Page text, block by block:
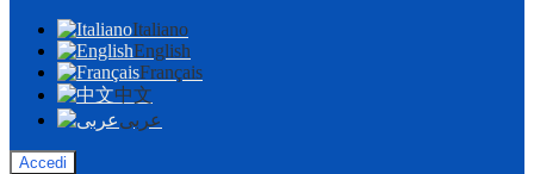
Italiano
English
Français
中文
عربى
Accedi